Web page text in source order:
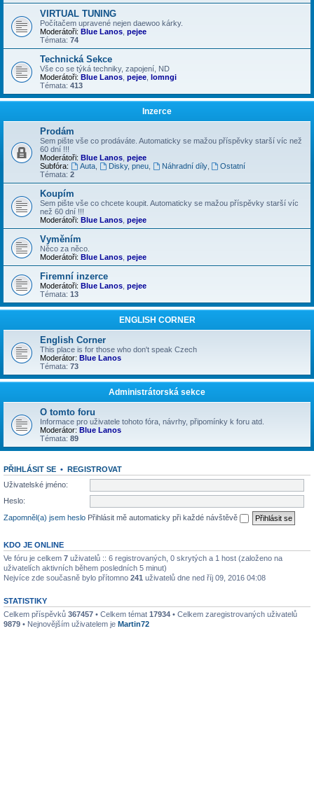
VIRTUAL TUNING
Počítačem upravené nejen daewoo kárky.
Moderátoři: Blue Lanos pejee
Témata: 74
Technická Sekce
Vše co se týká techniky, zapojení, ND
Moderátoři: Blue Lanos pejee lomngi
Témata: 413
Inzerce
Prodám
Sem pište vše co prodáváte. Automaticky se mažou příspěvky starší víc než
60 dní !!!
Moderátoři: Blue Lanos pejee
Subfóra:
Auta, Disky, pneu, Náhradní díly,
Ostatní
Témata: 2
Koupím
Sem pište vše co chcete koupit. Automaticky se mažou příspěvky starší víc
než 60 dní !!!
Moderátoři: Blue Lanos pejee
Vyměním
Něco za něco.
Moderátoři: Blue Lanos pejee
Firemní inzerce
Moderátoři: Blue Lanos pejee
Témata: 13
ENGLISH CORNER
English Corner
This place is for those who don't speak Czech
Moderátor: Blue Lanos
Témata: 73
Administrátorská sekce
O tomto foru
Informace pro uživatele tohoto fóra, návrhy, připomínky k foru atd.
Moderátor: Blue Lanos
Témata: 89
PŘIHLÁSIT SE • REGISTROVAT
Uživatelské jméno:
Heslo:
Zapomněl(a) jsem heslo Přihlásit mě automaticky při každé návštěvě
KDO JE ONLINE
Ve fóru je celkem 7 uživatelů :: 6 registrovaných, 0 skrytých a 1 host (založeno na
uživatelích aktivních během posledních 5 minut)
Nejvíce zde současně bylo přítomno 241 uživatelů dne ned říj 09, 2016 04:08
STATISTIKY
Celkem příspěvků 367457 • Celkem témat 17934 • Celkem zaregistrovaných uživatelů
9879 • Nejnovějším uživatelem je Martin72